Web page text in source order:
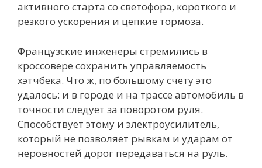
активного старта со светофора, короткого и
резкого ускорения и цепкие тормоза.
Французские инженеры стремились в
кроссовере сохранить управляемость
хэтчбека. Что ж, по большому счету это
удалось: и в городе и на трассе автомобиль в
точности следует за поворотом руля.
Способствует этому и электроусилитель,
который не позволяет рывкам и ударам от
неровностей дорог передаваться на руль.